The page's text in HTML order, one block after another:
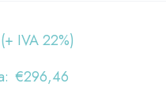
(+ IVA 22%)
€296,46